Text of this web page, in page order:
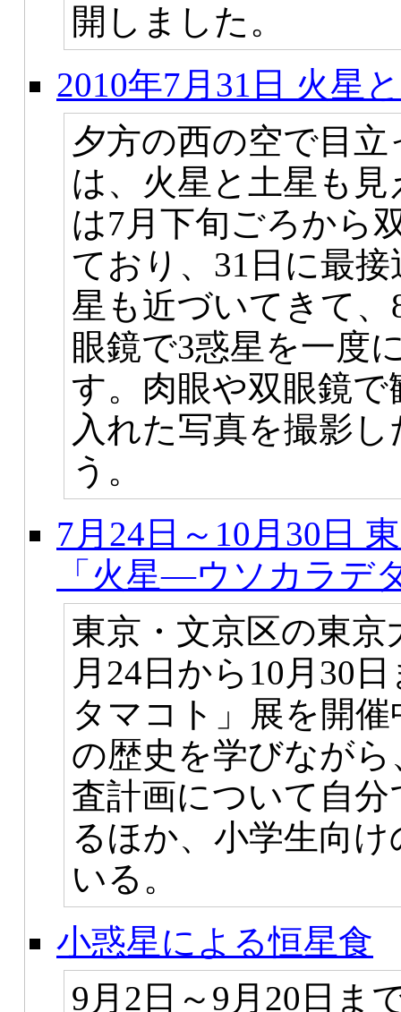
開しました。
2010年7月31日 火星
夕方の西の空で目
は、火星と土星も
は7月下旬ごろから
ており、31日に最
星も近づいてきて
眼鏡で3惑星を一度
す。肉眼や双眼鏡
入れた写真を撮影
う。
7月24日～10月30日
「火星―ウソカラデ
東京・文京区の東
月24日から10月30
タマコト」展を開
の歴史を学びなが
査計画について自
るほか、小学生向
いる。
小惑星による恒星食
9月2日～9月20日ま